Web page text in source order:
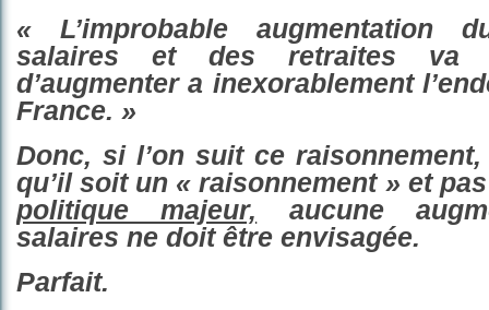
« L’improbable augmentation
salaires et des retraites
va
d’augmentera inexorablement
France. »
Donc, si l’on suit ce
qu’il soit un « raisonnement » et
politique majeur, aucune
salaires ne doit être envisagée.
Parfait.